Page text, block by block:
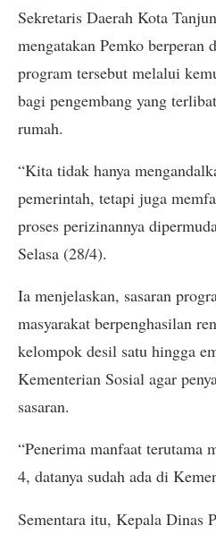
Sekretaris Daerah Kota
mengatakan Pemko berperan
program tersebut melalui
bagi pengembang yang
rumah.
“Kita tidak hanya
pemerintah, tetapi juga
proses perizinannya
Selasa (28/4).
Ia menjelaskan, sasaran
masyarakat berpenghasilan
kelompok desil satu hingga
Kementerian Sosial agar
sasaran.
“Penerima manfaat terutama
4, datanya sudah ada di
Sementara itu, Kepala Dinas